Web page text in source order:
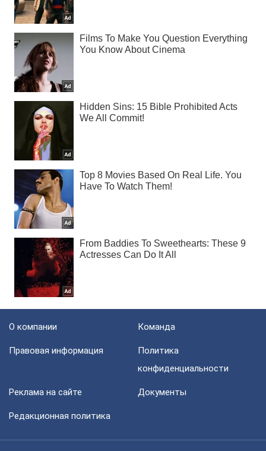
О компании Команда
Правовая информация
Политика
конфиденциальности
Реклама на сайте Документы
Редакционная политика